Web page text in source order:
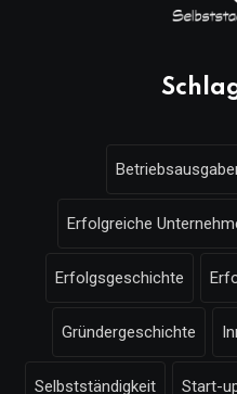
Erfolgreiche
Erfolgsgeschichte
Gründergeschichte
Selbstständigkeit Start-